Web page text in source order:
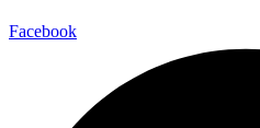
Facebook